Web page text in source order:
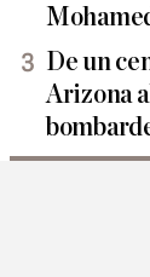
De un
Arizona